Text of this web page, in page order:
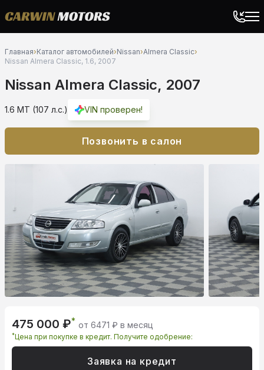
Главная›Каталог автомобилей›Nissan›Almera Classic›
Nissan Almera Classic, 1.6, 2007
Nissan Almera Classic, 2007
1.6 MT (107 л.с.) VIN проверен!
Позвонить в салон
475 000 ₽* от 6471 ₽ в месяц
*Цена при покупке в кредит. Получите одобрение:
Заявка на кредит